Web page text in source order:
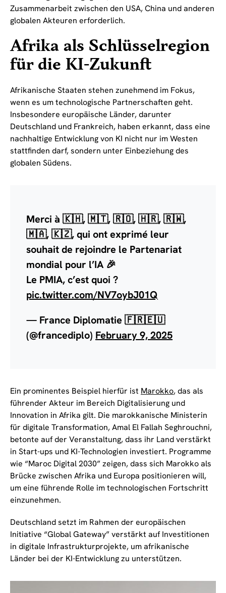
Zusammenarbeit zwischen den USA, China und anderen
globalen Akteuren erforderlich.
Afrika als Schlüsselregion
für die KI-Zukunft
Afrikanische Staaten stehen zunehmend im Fokus,
wenn es um technologische Partnerschaften geht.
Insbesondere europäische Länder, darunter
Deutschland und Frankreich, haben erkannt, dass eine
nachhaltige Entwicklung von KI nicht nur im Westen
stattfinden darf, sondern unter Einbeziehung des
globalen Südens.
Merci à 🇰🇭, 🇲🇹, 🇷🇴, 🇭🇷, 🇷🇼,
🇲🇦, 🇰🇿, qui ont exprimé leur
souhait de rejoindre le Partenariat
mondial pour l’IA 🎉
Le PMIA, c’est quoi ?
pic.twitter.com/NV7oybJ01Q
— France Diplomatie 🇫🇷🇪🇺
(@francediplo) February 9, 2025
Ein prominentes Beispiel hierfür ist Marokko, das als
führender Akteur im Bereich Digitalisierung und
Innovation in Afrika gilt. Die marokkanische Ministerin
für digitale Transformation, Amal El Fallah Seghrouchni,
betonte auf der Veranstaltung, dass ihr Land verstärkt
in Start-ups und KI-Technologien investiert. Programme
wie “Maroc Digital 2030” zeigen, dass sich Marokko als
Brücke zwischen Afrika und Europa positionieren will,
um eine führende Rolle im technologischen Fortschritt
einzunehmen.
Deutschland setzt im Rahmen der europäischen
Initiative “Global Gateway” verstärkt auf Investitionen
in digitale Infrastrukturprojekte, um afrikanische
Länder bei der KI-Entwicklung zu unterstützen.